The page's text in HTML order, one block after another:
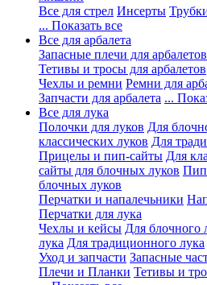
Все для стрел Инсерты
... Показать все
Все для арбалета
Запасные плечи для арбалетов
Тетивы и тросы для арбалетов
Чехлы и ремни Ремни для
Запчасти для арбалета ...
Все для лука
Полочки для луков Для
классических луков Для
Прицелы и пип-сайты Для
сайты для блочных луков
блочных луков
Перчатки и напалечьники
Перчатки для лука
Чехлы и кейсы Для блочного
лука Для традиционного лука
Уход и запчасти Запасные
Плечи и Планки Тетивы и